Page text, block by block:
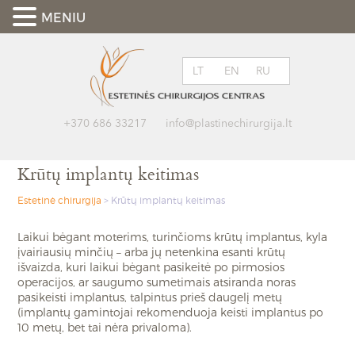
+370 686 33217 info@plastinechirurgija.lt
LT EN RU
Krūtų implantų keitimas
Estetinė chirurgija > Krūtų implantų keitimas
Laikui bėgant moterims, turinčioms krūtų implantus, kyla
įvairiausių minčių – arba jų netenkina esanti krūtų
išvaizda, kuri laikui bėgant pasikeitė po pirmosios
operacijos, ar saugumo sumetimais atsiranda noras
pasikeisti implantus, talpintus prieš daugelį metų
(implantų gamintojai rekomenduoja keisti implantus po
10 metų, bet tai nėra privaloma).
MENIU